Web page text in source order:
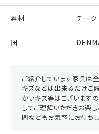
素材 チーク
国
ご紹介しています家具は
キズなどは出来るだけご
かいキズ等はございます
してご理解いただきお楽
問などもお気軽にお待ちし